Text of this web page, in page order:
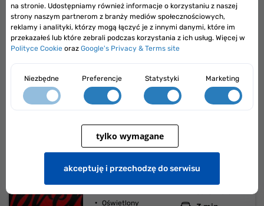
na stronie. Udostępniamy również informacje o korzystaniu z naszej
strony naszym partnerom z branży mediów społecznościowych,
reklamy i analityki, którzy mogą łączyć je z innymi danymi, które im
przekazałeś lub które zebrali podczas korzystania z ich usług. Więcej w
Polityce Cookie oraz Google's Privacy & Terms site
Niezbędne Preferencje Statystyki Marketing
tylko wymagane
akceptuję i przechodzę do serwisu
125,00 zł lepsza cena
od100,00 zł
Przejdź do parkingu
Smart Supreme
Lotnisko Chopina Warszawa Okęcie
Oświetlony
0.9km